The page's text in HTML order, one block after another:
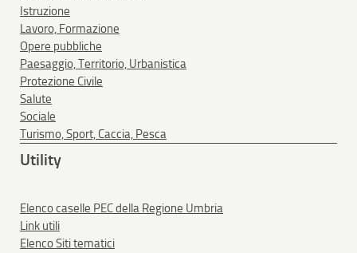
Istruzione
Lavoro, Formazione
Opere pubbliche
Paesaggio, Territorio, Urbanistica
Protezione Civile
Salute
Sociale
Turismo, Sport, Caccia, Pesca
Utility
Elenco caselle PEC della Regione Umbria
Link utili
Elenco Siti tematici